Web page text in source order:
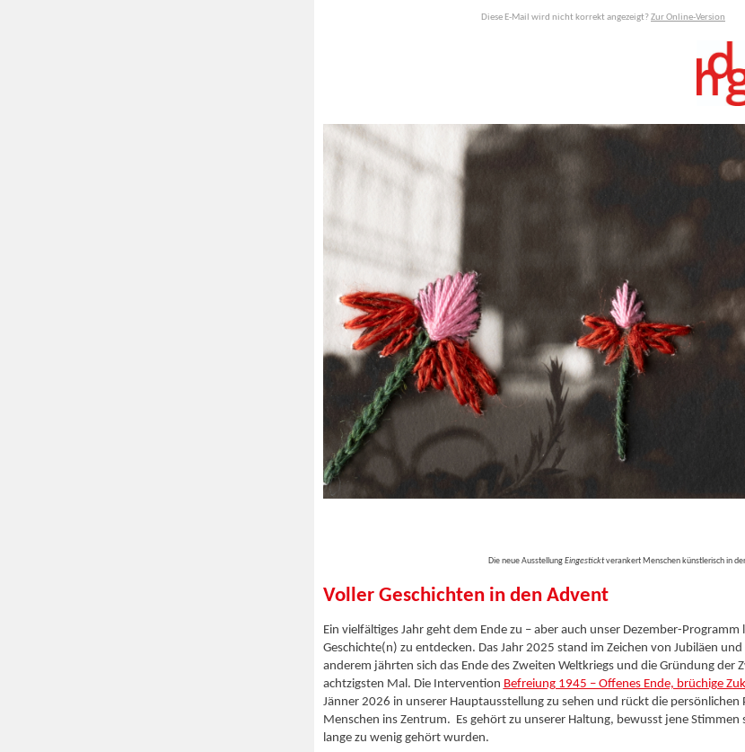
Diese E-Mail wird nicht korrekt angezeigt?Zur Online-Version
Die neue AusstellungEingesticktverankert Menschen künstlerisch in
Voller Geschichten in den Advent
Ein vielfältiges Jahr geht dem Ende zu – aber auch unser Dezember-Programm
Geschichte(n) zu entdecken. Das Jahr 2025 stand im Zeichen von Jubiläen
anderem jährten sich das Ende des Zweiten Weltkriegs und die Gründung der
achtzigsten Mal. Die Intervention Befreiung 1945 – Offenes Ende, brüchige
Jänner 2026 in unserer Hauptausstellung zu sehen und rückt die persönlichen
Menschen ins Zentrum. Es gehört zu unserer Haltung, bewusst jene Stimmen
lange zu wenig gehört wurden.